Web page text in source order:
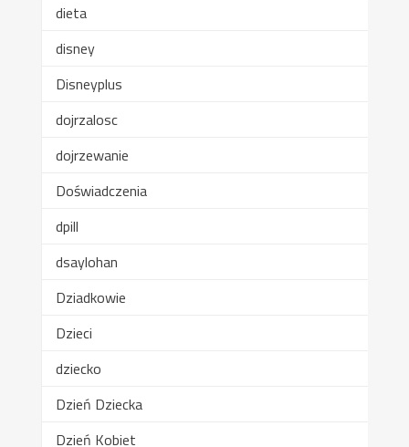
dieta
disney
Disneyplus
dojrzalosc
dojrzewanie
Doświadczenia
dpill
dsaylohan
Dziadkowie
Dzieci
dziecko
Dzień Dziecka
Dzień Kobiet